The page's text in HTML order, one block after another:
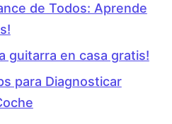
de Todos: Aprende
guitarra en casa gratis!
para Diagnosticar